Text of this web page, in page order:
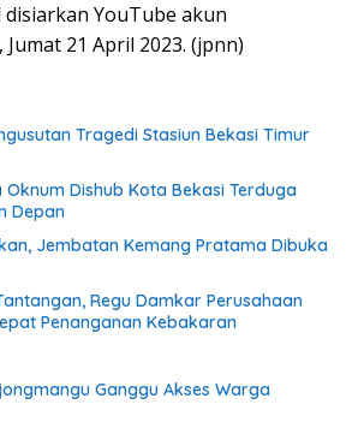
YouTube akun
21 April 2023. (jpnn)
Tragedi Stasiun Bekasi Timur
Oknum Dishub Kota Bekasi Terduga
Depan
Jembatan Kemang Pratama Dibuka
Regu Damkar Perusahaan
Penanganan Kebakaran
Ganggu Akses Warga